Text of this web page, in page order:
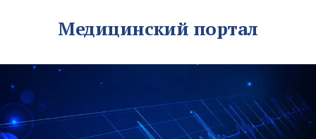
Медицинский портал